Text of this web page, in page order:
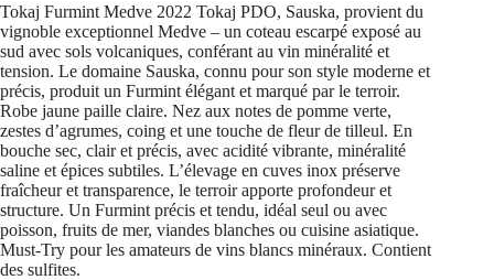
Tokaj Furmint Medve 2022 Tokaj PDO, Sauska, provient du
vignoble exceptionnel Medve – un coteau escarpé exposé au
sud avec sols volcaniques, conférant au vin minéralité et
tension. Le domaine Sauska, connu pour son style moderne et
précis, produit un Furmint élégant et marqué par le terroir.
Robe jaune paille claire. Nez aux notes de pomme verte,
zestes d’agrumes, coing et une touche de fleur de tilleul. En
bouche sec, clair et précis, avec acidité vibrante, minéralité
saline et épices subtiles. L’élevage en cuves inox préserve
fraîcheur et transparence, le terroir apporte profondeur et
structure. Un Furmint précis et tendu, idéal seul ou avec
poisson, fruits de mer, viandes blanches ou cuisine asiatique.
Must-Try pour les amateurs de vins blancs minéraux. Contient
des sulfites.